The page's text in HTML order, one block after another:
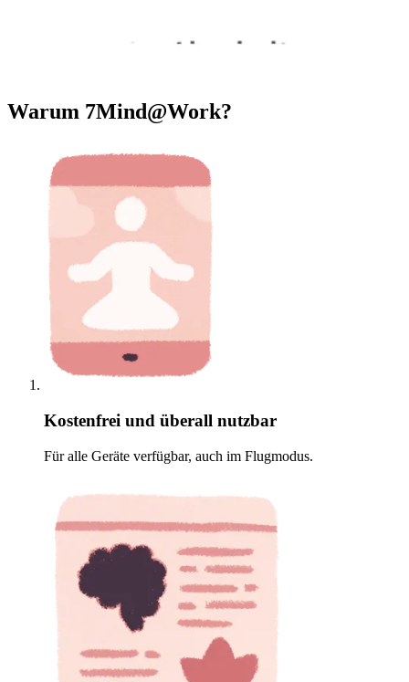
Warum 7Mind@Work?
Kostenfrei und überall nutzbar
Für alle Geräte verfügbar, auch im Flugmodus.